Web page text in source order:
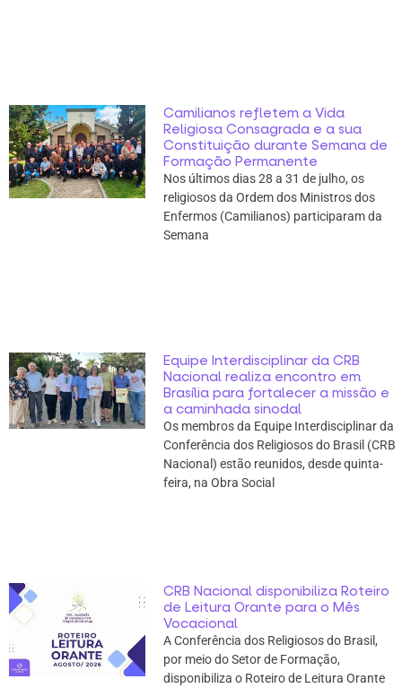
Camilianos refletem a Vida
Religiosa Consagrada e a sua
Constituição durante Semana de
Formação Permanente
Nos últimos dias 28 a 31 de julho, os
religiosos da Ordem dos Ministros dos
Enfermos (Camilianos) participaram da
Semana
Equipe Interdisciplinar da CRB
Nacional realiza encontro em
Brasília para fortalecer a missão e
a caminhada sinodal
Os membros da Equipe Interdisciplinar da
Conferência dos Religiosos do Brasil (CRB
Nacional) estão reunidos, desde quinta-
feira, na Obra Social
CRB Nacional disponibiliza Roteiro
de Leitura Orante para o Mês
Vocacional
A Conferência dos Religiosos do Brasil,
por meio do Setor de Formação,
disponibiliza o Roteiro de Leitura Orante